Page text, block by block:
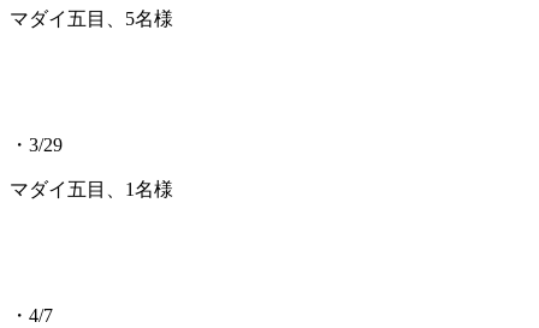
マダイ五目、5名様
・3/29
マダイ五目、1名様
・4/7